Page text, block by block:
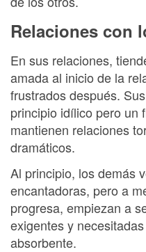
Relaciones con
En sus relaciones,
amada al inicio de la
frustrados después.
principio idílico pero un
mantienen relaciones
dramáticos.
Al principio, los demás
encantadoras, pero a
progresa, empiezan a
exigentes y
absorbente.